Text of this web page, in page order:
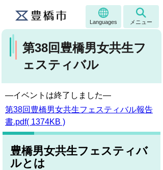
Languages メニュー
第38回豊橋男女共生フ
ェスティバル
—イベントは終了しました—
第38回豊橋男女共生フェスティバル報告
書.pdf( 1374KB )
豊橋男女共生フェスティバ
ルとは